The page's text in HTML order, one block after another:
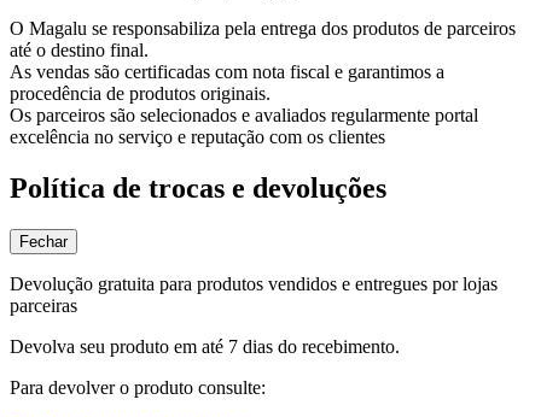
O Magalu se responsabiliza pela entrega dos produtos de parceiros
até o destino final.
As vendas são certificadas com nota fiscal e garantimos a
procedência de produtos originais.
Os parceiros são selecionados e avaliados regularmente portal
excelência no serviço e reputação com os clientes
Política de trocas e devoluções
Fechar
Devolução gratuita para produtos vendidos e entregues por lojas
parceiras
Devolva seu produto em até 7 dias do recebimento.
Para devolver o produto consulte: